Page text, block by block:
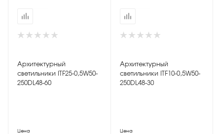
Архитектурный
светильники ITF25-0,5W50-
250DL48-60
Цена
Архитектурный
светильники ITF10-0,5W50-
250DL48-30
Цена